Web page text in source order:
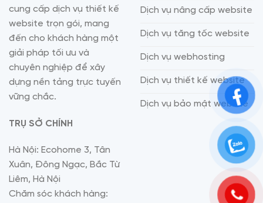
cung cấp dịch vụ thiết kế
website trọn gói, mang
đến cho khách hàng một
giải pháp tối ưu và
chuyên nghiệp để xây
dựng nền tảng trực tuyến
vững chắc.
TRỤ SỞ CHÍNH
Hà Nội: Ecohome 3, Tân
Xuân, Đông Ngạc, Bắc Từ
Liêm, Hà Nội
Chăm sóc khách hàng:
Dịch vụ nâng cấp website
Dịch vụ tăng tốc website
Dịch vụ webhosting
Dịch vụ thiết kế website
Dịch vụ bảo mật website